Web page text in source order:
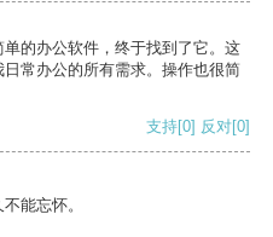
的办公软件，终于找到了它。这
常办公的所有需求。操作也很简
支持[0] 反对[0]
能忘怀。